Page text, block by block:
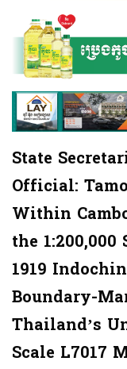
State
Official:
Within
the
1919
Boundary-
Thailand’s
Scale L7017